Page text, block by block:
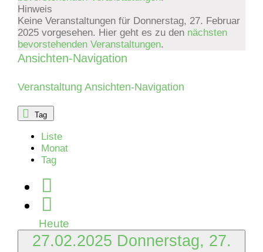
Donnerstag,
27.
Februar
2025
Hinweis
Keine Veranstaltungen für Donnerstag, 27. Februar
2025 vorgesehen. Hier geht es zu den nächsten
bevorstehenden Veranstaltungen.
Ansichten-Navigation
Veranstaltung Ansichten-Navigation
Tag
Liste
Monat
Tag
Heute
27.02.2025 Donnerstag, 27.